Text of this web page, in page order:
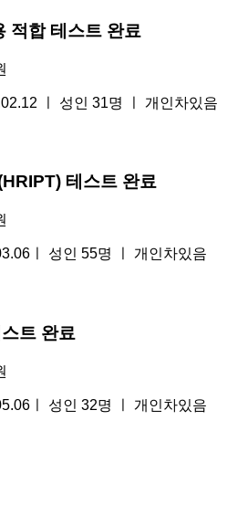
적합 테스트 완료
ㅣ 성인 31명 ㅣ 개인차있음
테스트 완료
ㅣ 성인 55명 ㅣ 개인차있음
트 완료
ㅣ 성인 32명 ㅣ 개인차있음